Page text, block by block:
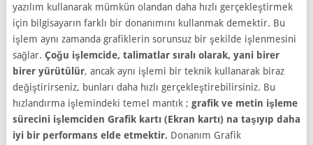
yazılım kullanarak mümkün olandan daha hızlı gerçekleştirmek
için bilgisayarın farklı bir donanımını kullanmak demektir. Bu
işlem aynı zamanda grafiklerin sorunsuz bir şekilde işlenmesini
sağlar. Çoğu işlemcide, talimatlar sıralı olarak, yani birer
birer yürütülür, ancak aynı işlemi bir teknik kullanarak biraz
değiştirirseniz, bunları daha hızlı gerçekleştirebilirsiniz. Bu
hızlandırma işlemindeki temel mantık ; grafik ve metin işleme
sürecini işlemciden Grafik kartı (Ekran kartı) na taşıyıp daha
iyi bir performans elde etmektir. Donanım Grafik